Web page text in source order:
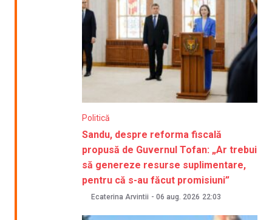
Politică
Sandu, despre reforma fiscală
propusă de Guvernul Tofan: „Ar trebui
să genereze resurse suplimentare,
pentru că s-au făcut promisiuni”
Ecaterina Arvintii - 06 aug. 2026 22:03